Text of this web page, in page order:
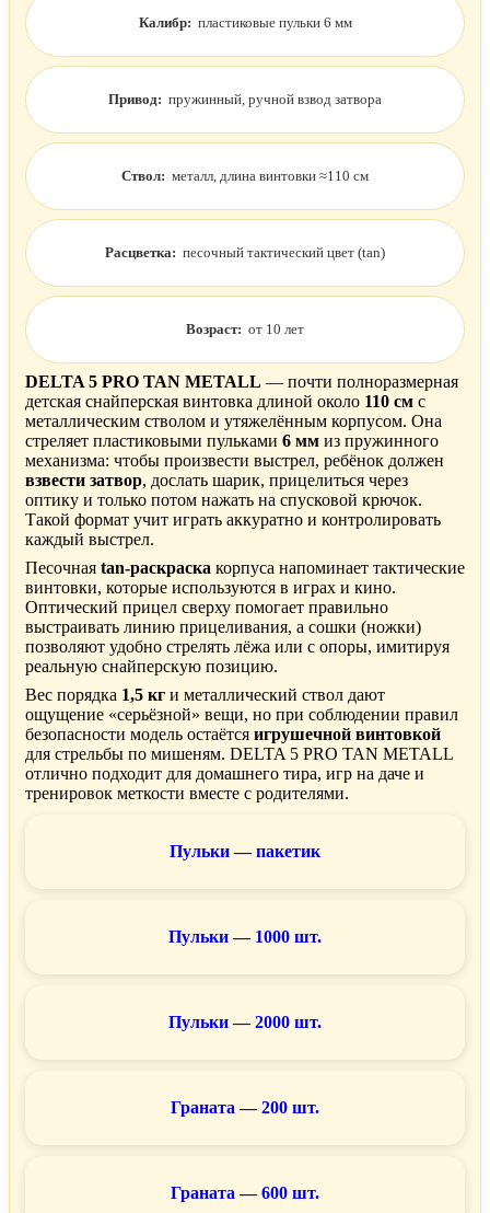
Калибр: пластиковые пульки 6 мм
Привод: пружинный, ручной взвод затвора
Ствол: металл, длина винтовки ≈110 см
Расцветка: песочный тактический цвет (tan)
Возраст: от 10 лет
DELTA 5 PRO TAN METALL — почти полноразмерная
детская снайперская винтовка длиной около 110 см с
металлическим стволом и утяжелённым корпусом. Она
стреляет пластиковыми пульками 6 мм из пружинного
механизма: чтобы произвести выстрел, ребёнок должен
взвести затвор, дослать шарик, прицелиться через
оптику и только потом нажать на спусковой крючок.
Такой формат учит играть аккуратно и контролировать
каждый выстрел.
Песочная tan-раскраска корпуса напоминает тактические
винтовки, которые используются в играх и кино.
Оптический прицел сверху помогает правильно
выстраивать линию прицеливания, а сошки (ножки)
позволяют удобно стрелять лёжа или с опоры, имитируя
реальную снайперскую позицию.
Вес порядка 1,5 кг и металлический ствол дают
ощущение «серьёзной» вещи, но при соблюдении правил
безопасности модель остаётся игрушечной винтовкой
для стрельбы по мишеням. DELTA 5 PRO TAN METALL
отлично подходит для домашнего тира, игр на даче и
тренировок меткости вместе с родителями.
Пульки — пакетик
Пульки — 1000 шт.
Пульки — 2000 шт.
Граната — 200 шт.
Граната — 600 шт.